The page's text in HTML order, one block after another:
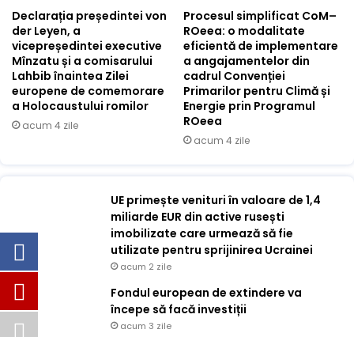
Declarația președintei von
der Leyen, a
vicepreședintei executive
Mînzatu și a comisarului
Lahbib înaintea Zilei
europene de comemorare
a Holocaustului romilor
acum 4 zile
Procesul simplificat CoM–
ROeea: o modalitate
eficientă de implementare
a angajamentelor din
cadrul Convenției
Primarilor pentru Climă și
Energie prin Programul
ROeea
acum 4 zile
UE primește venituri în valoare de 1,4
miliarde EUR din active rusești
imobilizate care urmează să fie
utilizate pentru sprijinirea Ucrainei
acum 2 zile
Fondul european de extindere va
începe să facă investiții
acum 3 zile